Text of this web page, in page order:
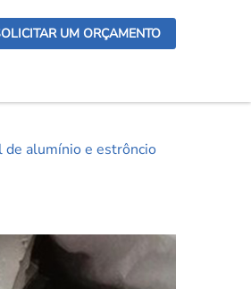
UM ORÇAMENTO
alumínio e estrôncio